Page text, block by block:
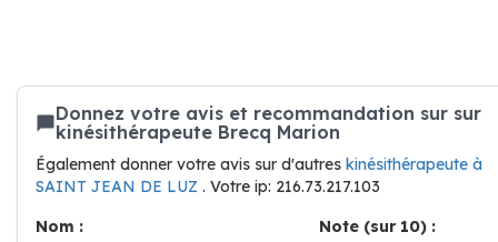
Donnez votre avis et recommandation sur sur
kinésithérapeute Brecq Marion
Également donner votre avis sur d'autres kinésithérapeute à
SAINT JEAN DE LUZ . Votre ip: 216.73.217.103
Nom :
Note (sur 10) :